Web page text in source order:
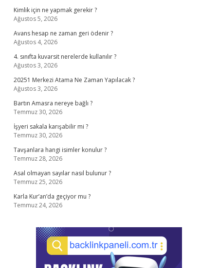
Kimlik için ne yapmak gerekir ?
Ağustos 5, 2026
Avans hesap ne zaman geri ödenir ?
Ağustos 4, 2026
4. sınıfta kuvarsit nerelerde kullanılır ?
Ağustos 3, 2026
20251 Merkezi Atama Ne Zaman Yapılacak ?
Ağustos 3, 2026
Bartın Amasra nereye bağlı ?
Temmuz 30, 2026
İşyeri sakala karışabilir mi ?
Temmuz 30, 2026
Tavşanlara hangi isimler konulur ?
Temmuz 28, 2026
Asal olmayan sayılar nasıl bulunur ?
Temmuz 25, 2026
Karla Kur’an’da geçiyor mu ?
Temmuz 24, 2026